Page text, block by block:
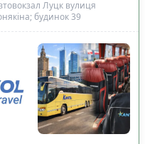
Луцк вулиця
будинок 39